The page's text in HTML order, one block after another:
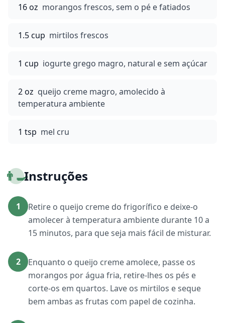
16 oz morangos frescos, sem o pé e fatiados
1.5 cup mirtilos frescos
1 cup iogurte grego magro, natural e sem açúcar
2 oz queijo creme magro, amolecido à
temperatura ambiente
1 tsp mel cru
👨‍🍳Instruções
1
Retire o queijo creme do frigorífico e deixe-o
amolecer à temperatura ambiente durante 10 a
15 minutos, para que seja mais fácil de misturar.
2
Enquanto o queijo creme amolece, passe os
morangos por água fria, retire-lhes os pés e
corte-os em quartos. Lave os mirtilos e seque
bem ambas as frutas com papel de cozinha.